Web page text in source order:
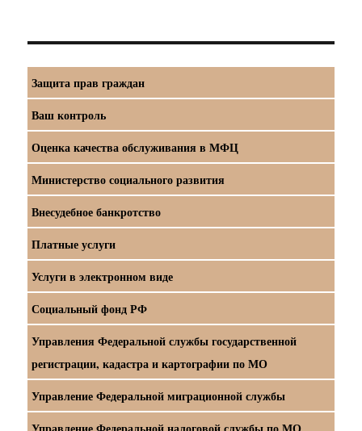
Защита прав граждан
Ваш контроль
Оценка качества обслуживания в МФЦ
Министерство социального развития
Внесудебное банкротство
Платные услуги
Услуги в электронном виде
Социальный фонд РФ
Управления Федеральной службы государственной
регистрации, кадастра и картографии по МО
Управление Федеральной миграционной службы